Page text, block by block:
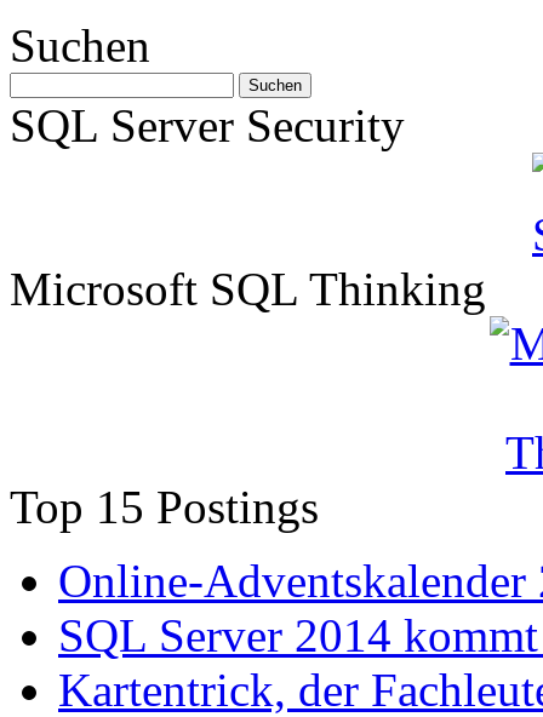
Suchen
SQL Server Security
Microsoft SQL Thinking
Top 15 Postings
Online-Adventskalender
SQL Server 2014
Kartentrick, der